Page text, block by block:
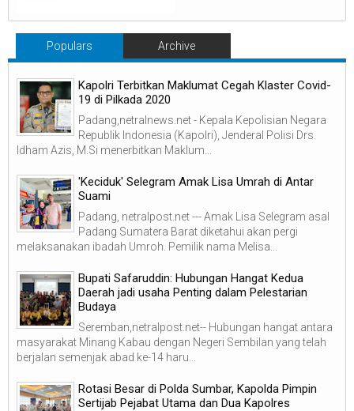
Populars Archive
Kapolri Terbitkan Maklumat Cegah Klaster Covid-
19 di Pilkada 2020
Padang,netralnews.net - Kepala Kepolisian Negara
Republik Indonesia (Kapolri), Jenderal Polisi Drs.
Idham Azis, M.Si menerbitkan Maklum...
'Keciduk' Selegram Amak Lisa Umrah di Antar
Suami
Padang, netralpost.net --- Amak Lisa Selegram asal
Padang Sumatera Barat diketahui akan pergi
melaksanakan ibadah Umroh. Pemilik nama Melisa...
Bupati Safaruddin: Hubungan Hangat Kedua
Daerah jadi usaha Penting dalam Pelestarian
Budaya
Seremban,netralpost.net-- Hubungan hangat antara
masyarakat Minang Kabau dengan Negeri Sembilan yang telah
berjalan semenjak abad ke-14 haru...
Rotasi Besar di Polda Sumbar, Kapolda Pimpin
Sertijab Pejabat Utama dan Dua Kapolres